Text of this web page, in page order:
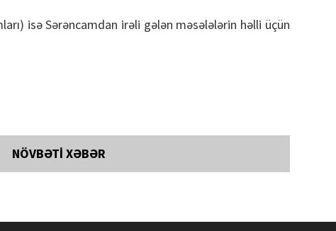
isə Sərəncamdan irəli gələn məsələlərin həlli üçün
NÖVBƏTİ XƏBƏR